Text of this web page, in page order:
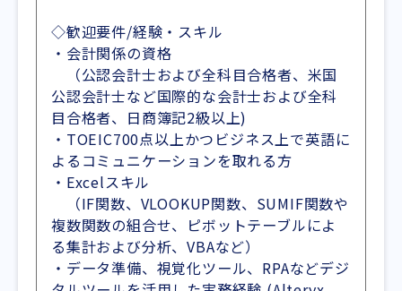
◇歓迎要件/経験・スキル
・会計関係の資格
（公認会計士および全科目合格者、米国
公認会計士など国際的な会計士および全科
目合格者、日商簿記2級以上)
・TOEIC700点以上かつビジネス上で英語に
よるコミュニケーションを取れる方
・Excelスキル
（IF関数、VLOOKUP関数、SUMIF関数や
複数関数の組合せ、ピボットテーブルによ
る集計および分析、VBAなど）
・データ準備、視覚化ツール、RPAなどデジ